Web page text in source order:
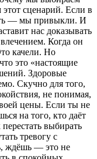
сценарий. Если в
— мы привыкли. И
нас доказывать
Когда он
качели. Но
это «настоящие
Здоровые
Скучно для того,
не понимая,
цены. Если ты не
на того, кто даёт
выбирать
тревогу с
ждёшь — это не